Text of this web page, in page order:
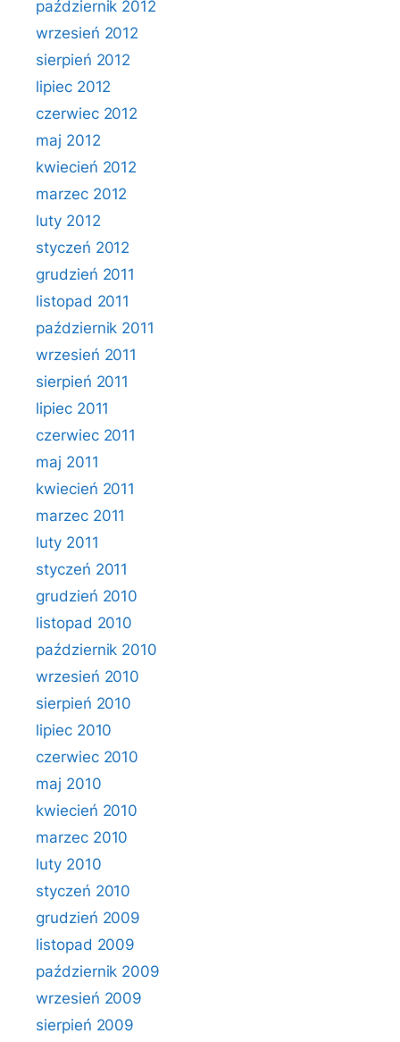
październik 2012
wrzesień 2012
sierpień 2012
lipiec 2012
czerwiec 2012
maj 2012
kwiecień 2012
marzec 2012
luty 2012
styczeń 2012
grudzień 2011
listopad 2011
październik 2011
wrzesień 2011
sierpień 2011
lipiec 2011
czerwiec 2011
maj 2011
kwiecień 2011
marzec 2011
luty 2011
styczeń 2011
grudzień 2010
listopad 2010
październik 2010
wrzesień 2010
sierpień 2010
lipiec 2010
czerwiec 2010
maj 2010
kwiecień 2010
marzec 2010
luty 2010
styczeń 2010
grudzień 2009
listopad 2009
październik 2009
wrzesień 2009
sierpień 2009